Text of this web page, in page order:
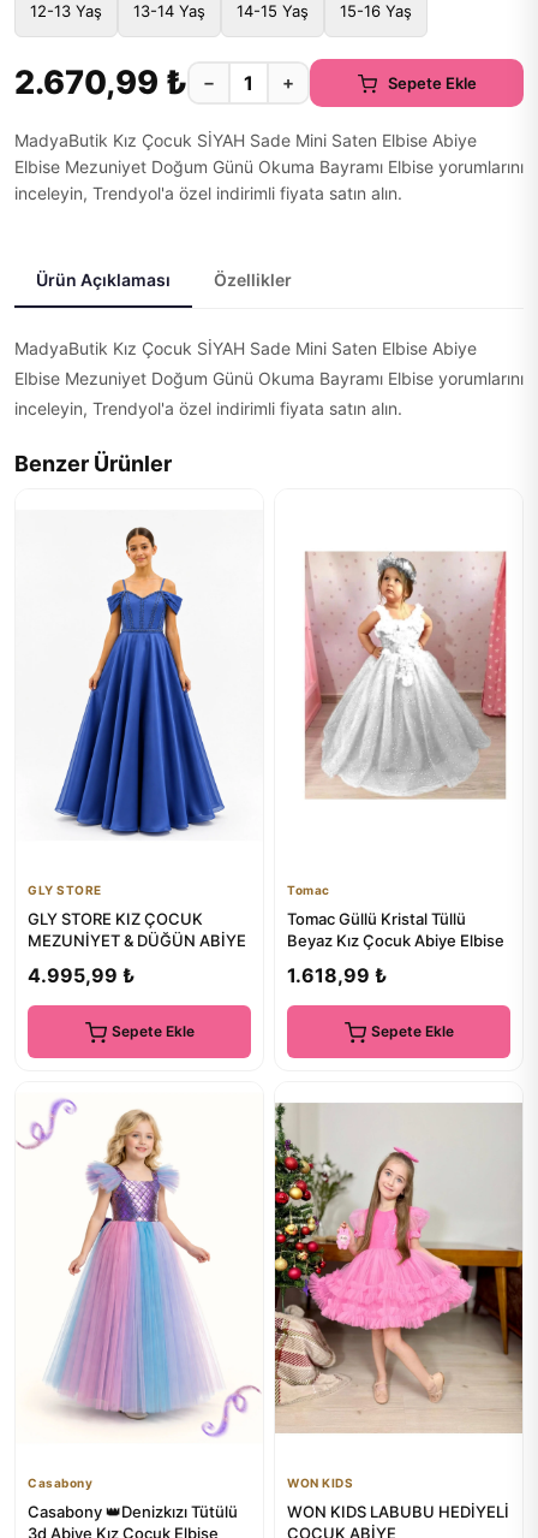
12-13 Yaş 13-14 Yaş 14-15 Yaş 15-16 Yaş
2.670,99 ₺ − + Sepete Ekle
MadyaButik Kız Çocuk SİYAH Sade Mini Saten Elbise Abiye
Elbise Mezuniyet Doğum Günü Okuma Bayramı Elbise yorumlarını
inceleyin, Trendyol'a özel indirimli fiyata satın alın.
Ürün Açıklaması Özellikler
MadyaButik Kız Çocuk SİYAH Sade Mini Saten Elbise Abiye
Elbise Mezuniyet Doğum Günü Okuma Bayramı Elbise yorumlarını
inceleyin, Trendyol'a özel indirimli fiyata satın alın.
Benzer Ürünler
GLY STORE
GLY STORE KIZ ÇOCUK
MEZUNİYET & DÜĞÜN ABİYE
4.995,99 ₺
Sepete Ekle
Tomac
Tomac Güllü Kristal Tüllü
Beyaz Kız Çocuk Abiye Elbise
1.618,99 ₺
Sepete Ekle
Casabony
Casabony 👑Denizkızı Tütülü
3d Abiye Kız Çocuk Elbise
WON KIDS
WON KIDS LABUBU HEDİYELİ
ÇOCUK ABİYE